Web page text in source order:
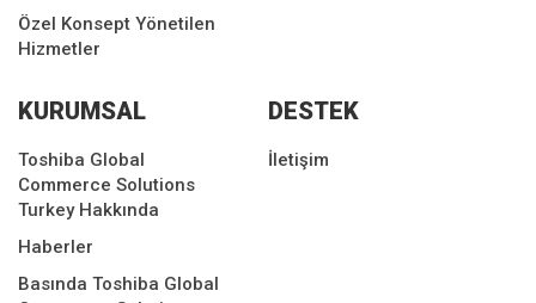
Özel Konsept Yönetilen
Hizmetler
KURUMSAL
Toshiba Global
Commerce Solutions
Turkey Hakkında
Haberler
Basında Toshiba Global
DESTEK
İletişim